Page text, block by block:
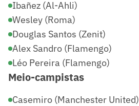
Ibañez (Al-Ahli)
Wesley (Roma)
Douglas Santos (Zenit)
Alex Sandro (Flamengo)
Léo Pereira (Flamengo)
Meio-campistas
Casemiro (Manchester United)